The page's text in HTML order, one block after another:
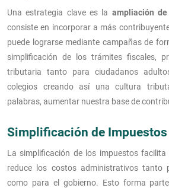
Una estrategia clave es la ampliación
consiste en incorporar a más
puede lograrse mediante campañas de
simplificación de los trámites fiscales,
tributaria tanto para ciudadanos
colegios creando así una cultura
palabras, aumentar nuestra base de
Simplificación de Impuestos
La simplificación de los impuestos
reduce los costos administrativos tanto
como para el gobierno. Esto forma